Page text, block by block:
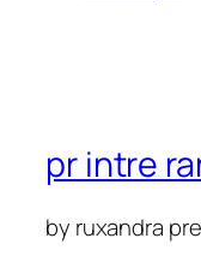
pr intre
by ruxandra